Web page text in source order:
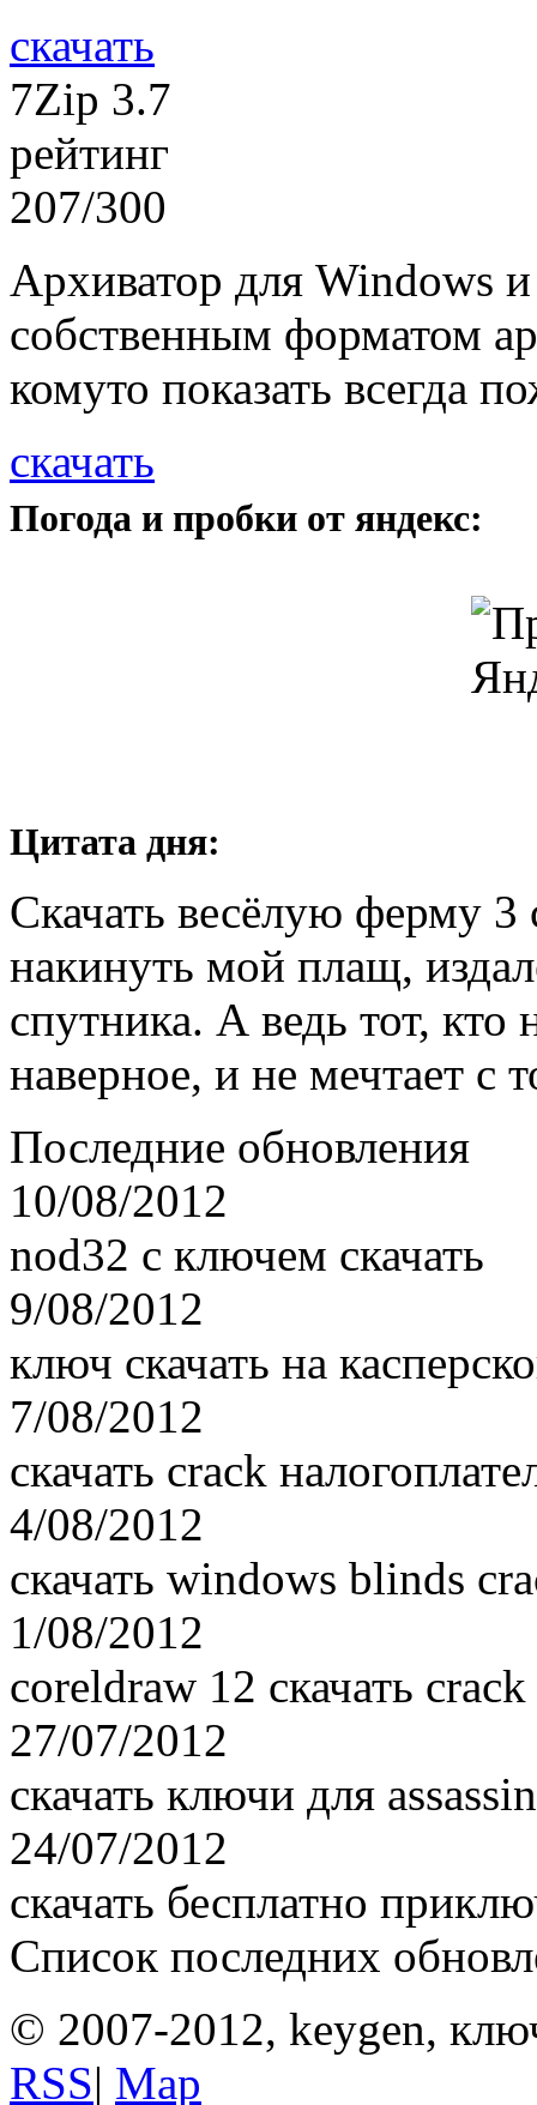
скачать
7Zip 3.7
рейтинг
207/300
Архиватор для Windows
собственным форматом
комуто показать всегда
скачать
Погода и пробки от яндекс:
Цитата дня:
Скачать весёлую ферму
накинуть мой плащ,
спутника. А ведь тот,
наверное, и не мечтает с
Последние обновления
10/08/2012
nod32 с ключем скачать
9/08/2012
ключ скачать на
7/08/2012
скачать crack
4/08/2012
скачать windows blinds
1/08/2012
coreldraw 12 скачать crack
27/07/2012
скачать ключи для
24/07/2012
скачать бесплатно
Список последних
© 2007-2012, keygen,
RSS| Map